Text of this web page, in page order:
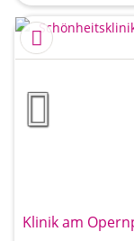
Klinik am